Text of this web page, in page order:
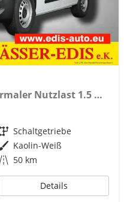
Kastenwagen M mit normaler Nutzlast 1.5 Diesel 6-Gang
Getriebe Schaltgetriebe
Außenfarbe Kaolin-Weiß
Kilometerstand 50 km
Details